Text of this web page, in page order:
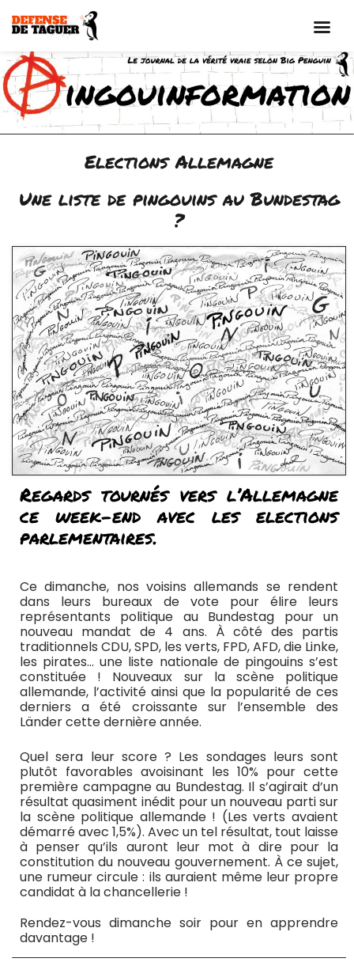
au
contenu
Elections Allemagne
Une liste de pingouins au Bundestag
?
Regards tournés vers l’Allemagne
ce week-end avec les elections
parlementaires.
Ce dimanche, nos voisins allemands se rendent
dans leurs bureaux de vote pour élire leurs
représentants politique au Bundestag pour un
nouveau mandat de 4 ans. À côté des partis
traditionnels CDU, SPD, les verts, FPD, AFD, die Linke,
les pirates… une liste nationale de pingouins s’est
constituée ! Nouveaux sur la scène politique
allemande, l’activité ainsi que la popularité de ces
derniers a été croissante sur l’ensemble des
Länder cette dernière année.
Quel sera leur score ? Les sondages leurs sont
plutôt favorables avoisinant les 10% pour cette
première campagne au Bundestag. Il s’agirait d’un
résultat quasiment inédit pour un nouveau parti sur
la scène politique allemande ! (Les verts avaient
démarré avec 1,5%). Avec un tel résultat, tout laisse
à penser qu’ils auront leur mot à dire pour la
constitution du nouveau gouvernement. À ce sujet,
une rumeur circule : ils auraient même leur propre
candidat à la chancellerie !
Rendez-vous dimanche soir pour en apprendre
davantage !